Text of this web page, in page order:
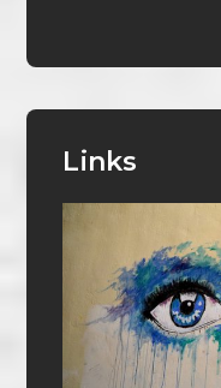
Links